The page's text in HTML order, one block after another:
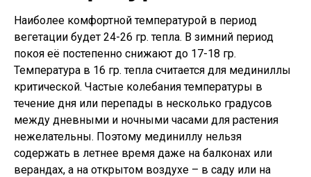
Наиболее комфортной температурой в период
вегетации будет 24-26 гр. тепла. В зимний период
покоя её постепенно снижают до 17-18 гр.
Температура в 16 гр. тепла считается для мединиллы
критической. Частые колебания температуры в
течение дня или перепады в несколько градусов
между дневными и ночными часами для растения
нежелательны. Поэтому мединиллу нельзя
содержать в летнее время даже на балконах или
верандах, а на открытом воздухе – в саду или на